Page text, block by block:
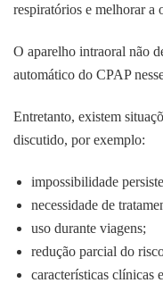
respiratórios e melhorar a
O aparelho intraoral não
automático do CPAP
Entretanto, existem
discutido, por exemplo:
impossibilidade
necessidade de
uso durante viagens;
redução parcial do
características clínicas